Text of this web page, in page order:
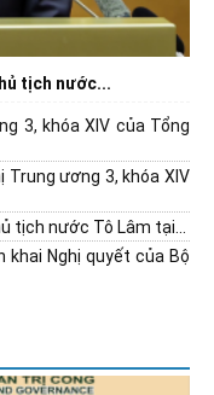
tịch nước...
3, khóa XIV của Tổng
Trung ương 3, khóa XIV
tịch nước Tô Lâm tại...
khai Nghị quyết của Bộ